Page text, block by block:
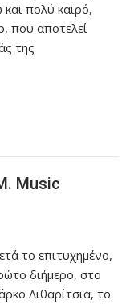
πολύ καιρό,
που αποτελεί
της
Music
το επιτυχημένο,
διήμερο, στο
Λιθαρίτσια, το